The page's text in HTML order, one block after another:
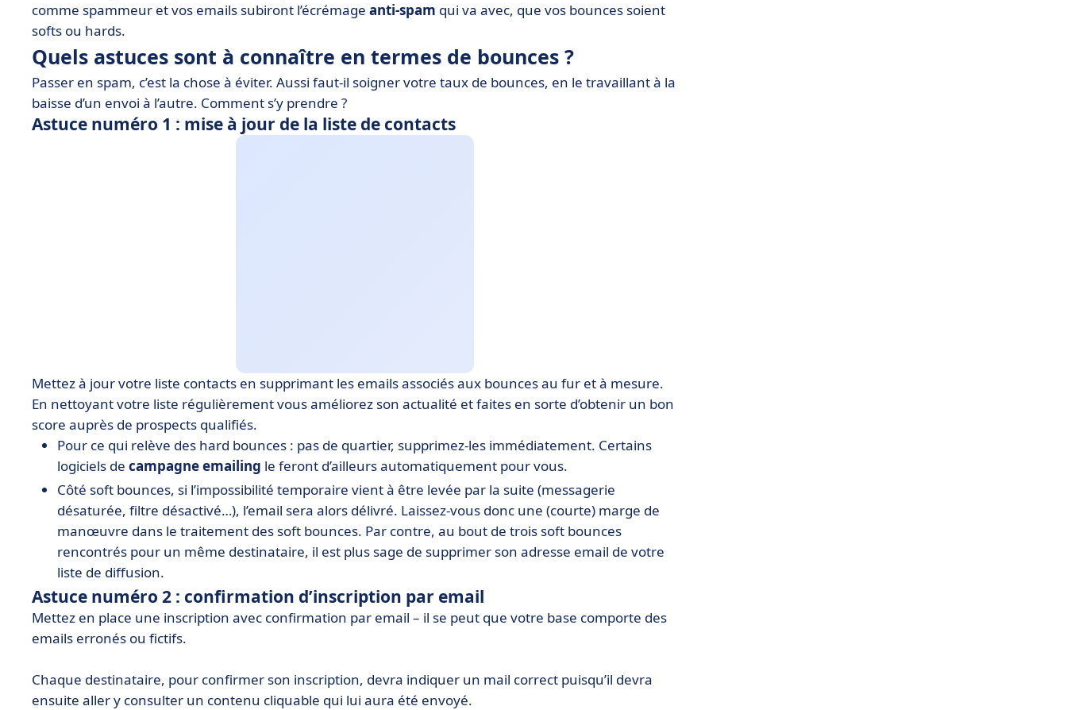
comme spammeur et vos emails subiront l’écrémage anti-spam qui va avec, que vos bounces soient
softs ou hards.
Quels astuces sont à connaître en termes de bounces ?
Passer en spam, c’est la chose à éviter. Aussi faut-il soigner votre taux de bounces, en le travaillant à la
baisse d’un envoi à l’autre. Comment s’y prendre ?
Astuce numéro 1 : mise à jour de la liste de contacts
Mettez à jour votre liste contacts en supprimant les emails associés aux bounces au fur et à mesure.
En nettoyant votre liste régulièrement vous améliorez son actualité et faites en sorte d’obtenir un bon
score auprès de prospects qualifiés.
Pour ce qui relève des hard bounces : pas de quartier, supprimez-les immédiatement. Certains
logiciels de campagne emailing le feront d’ailleurs automatiquement pour vous.
Côté soft bounces, si l’impossibilité temporaire vient à être levée par la suite (messagerie
désaturée, filtre désactivé…), l’email sera alors délivré. Laissez-vous donc une (courte) marge de
manœuvre dans le traitement des soft bounces. Par contre, au bout de trois soft bounces
rencontrés pour un même destinataire, il est plus sage de supprimer son adresse email de votre
liste de diffusion.
Astuce numéro 2 : confirmation d’inscription par email
Mettez en place une inscription avec confirmation par email – il se peut que votre base comporte des
emails erronés ou fictifs.
Chaque destinataire, pour confirmer son inscription, devra indiquer un mail correct puisqu’il devra
ensuite aller y consulter un contenu cliquable qui lui aura été envoyé.